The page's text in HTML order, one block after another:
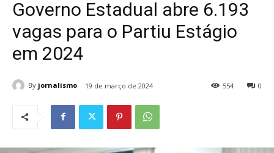
Governo Estadual abre 6.193
vagas para o Partiu Estágio
em 2024
By jornalismo 19 de março de 2024 0
554